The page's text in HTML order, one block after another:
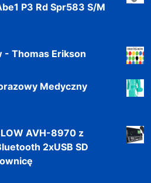
P3 Rd Spr583 S/M
Thomas Erikson
Medyczny
AVH-8970 z
2xUSB SD